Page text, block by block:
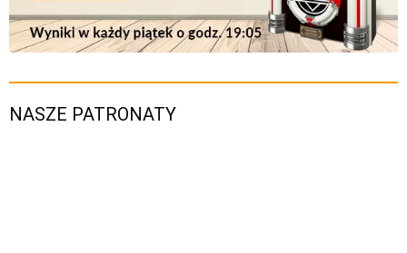
NASZE PATRONATY